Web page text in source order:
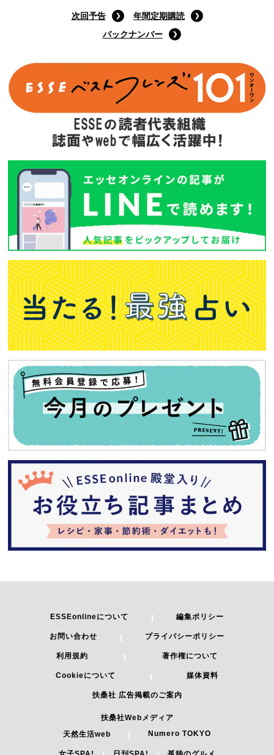
次回予告
年間定期購読
バックナンバー
ESSEonlineについて 編集ポリシー
お問い合わせ プライバシーポリシー
利用規約 著作権について
Cookieについて 媒体資料
扶桑社 広告掲載のご案内
扶桑社Webメディア
天然生活web
Numero TOKYO